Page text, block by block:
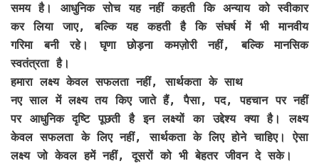
समय है। आधुनिक सोच यह नहीं कहती कि अन्याय को स्वीकार
कर लिया जाए, बल्कि यह कहती है कि संघर्ष में भी मानवीय
गरिमा बनी रहे। घृणा छोड़ना कमज़ोरी नहीं, बल्कि मानसिक
स्वतंत्रता है।
हमारा लक्ष्य केवल सफलता नहीं, सार्थकता के साथ
नए साल में लक्ष्य तय किए जाते हैं, पैसा, पद, पहचान पर नहीं
पर आधुनिक दृष्टि पूछती है इन लक्ष्यों का उद्देश्य क्या है। लक्ष्य
केवल सफलता के लिए नहीं, सार्थकता के लिए होने चाहिए। ऐसा
लक्ष्य जो केवल हमें नहीं, दूसरों को भी बेहतर जीवन दे सके।